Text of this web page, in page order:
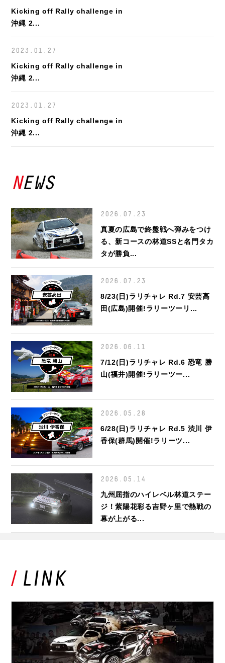
Kicking off Rally challenge in
沖縄 2...
2023.01.27
Kicking off Rally challenge in
沖縄 2...
2023.01.27
Kicking off Rally challenge in
沖縄 2...
NEWS
2026.07.23
真夏の広島で終盤戦へ弾みをつけ
る、新コースの林道SSと名門タカ
タが勝負...
2026.07.23
8/23(日)ラリチャレ Rd.7 安芸高
田(広島)開催!ラリーツーリ...
2026.06.11
7/12(日)ラリチャレ Rd.6 恐竜 勝
山(福井)開催!ラリーツー...
2026.05.28
6/28(日)ラリチャレ Rd.5 渋川 伊
香保(群馬)開催!ラリーツ...
2026.05.14
九州屈指のハイレベル林道ステー
ジ！紫陽花彩る吉野ヶ里で熱戦の
幕が上がる...